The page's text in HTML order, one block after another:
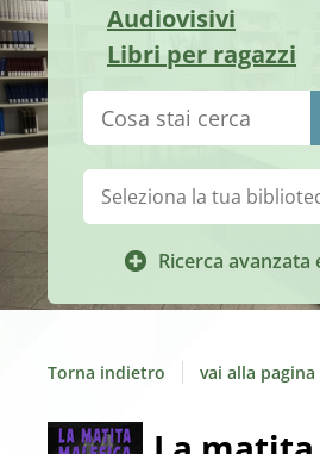
Audiovisivi
Libri per ragazzi
Cerca su "Catalogo"
Ricerca
Biblioteca:
Torna indietro vai alla